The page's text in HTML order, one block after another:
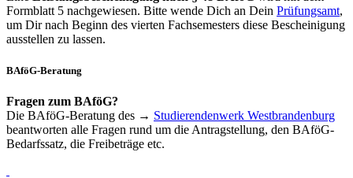
Formblatt 5 nachgewiesen. Bitte wende Dich an Dein Prüfungsamt,
um Dir nach Beginn des vierten Fachsemesters diese Bescheinigung
ausstellen zu lassen.
BAföG-Beratung
Fragen zum BAföG?
Die BAföG-Beratung des → Studierendenwerk Westbrandenburg
beantworten alle Fragen rund um die Antragstellung, den BAföG-
Bedarfssatz, die Freibeträge etc.